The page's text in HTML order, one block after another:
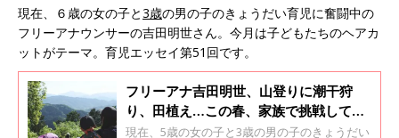
現在、６歳の女の子と3歳の男の子のきょうだい育児に奮闘中の
フリーアナウンサーの吉田明世さん。今月は子どもたちのヘアカ
ットがテーマ。育児エッセイ第51回です。
フリーアナ吉田明世、山登りに潮干狩
り、田植え…この春、家族で挑戦してよ
かったことBEST３！
現在、5歳の女の子と3歳の男の子のきょうだい